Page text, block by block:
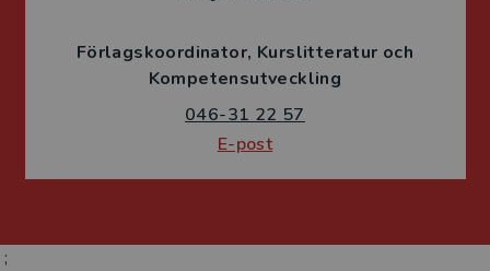
Förlagskoordinator Kurslitteratur och
Kompetensutveckling
046-31 22 57
E-post
;